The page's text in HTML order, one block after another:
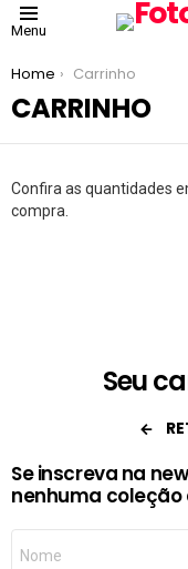
Menu
You are here:
Home Carrinho
CARRINHO
Confira as quantidades
compra.
Seu
Se inscreva na
nenhuma